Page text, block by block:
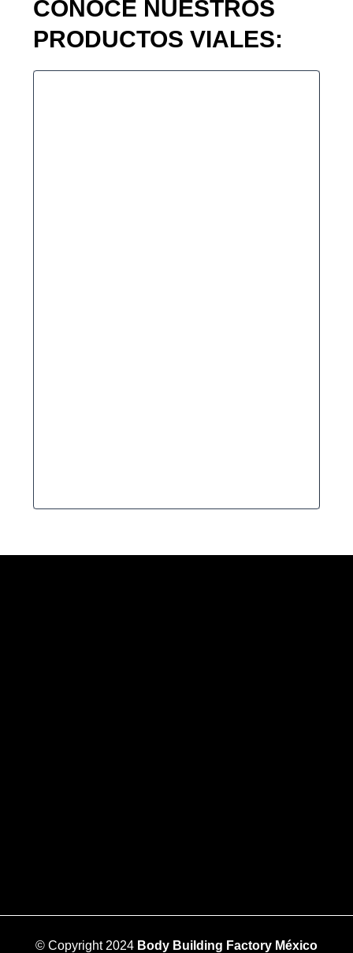
CONOCE NUESTROS
PRODUCTOS VIALES:
© Copyright 2024 Body Building Factory México